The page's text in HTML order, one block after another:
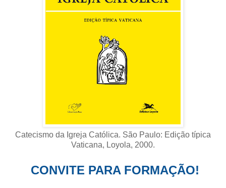
Catecismo da Igreja Católica. São Paulo: Edição típica
Vaticana, Loyola, 2000.
CONVITE PARA FORMAÇÃO!